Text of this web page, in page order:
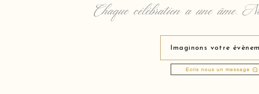
Chaque célébration a une âme.
Imaginons votre
Ecris nous un message